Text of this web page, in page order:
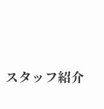
スタッフ紹介